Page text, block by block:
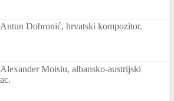
Dobronić, hrvatski kompozitor.
Moisiu, albansko-austrijski